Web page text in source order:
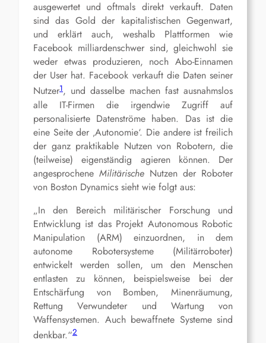
ausgewertet und oftmals direkt verkauft. Daten
sind das Gold der kapitalistischen Gegenwart,
und erklärt auch, weshalb Plattformen wie
Facebook milliardenschwer sind, gleichwohl sie
weder etwas produzieren, noch Abo-Einnamen
der User hat. Facebook verkauft die Daten seiner
Nutzer1, und dasselbe machen fast ausnahmslos
alle IT-Firmen die irgendwie Zugriff auf
personalisierte Datenströme haben. Das ist die
eine Seite der ‚Autonomie‘. Die andere ist freilich
der ganz praktikable Nutzen von Robotern, die
(teilweise) eigenständig agieren können. Der
angesprochene Militärische Nutzen der Roboter
von Boston Dynamics sieht wie folgt aus:
„In den Bereich militärischer Forschung und
Entwicklung ist das Projekt Autonomous Robotic
Manipulation (ARM) einzuordnen, in dem
autonome Robotersysteme (Militärroboter)
entwickelt werden sollen, um den Menschen
entlasten zu können, beispielsweise bei der
Entschärfung von Bomben, Minenräumung,
Rettung Verwundeter und Wartung von
Waffensystemen. Auch bewaffnete Systeme sind
denkbar.“2